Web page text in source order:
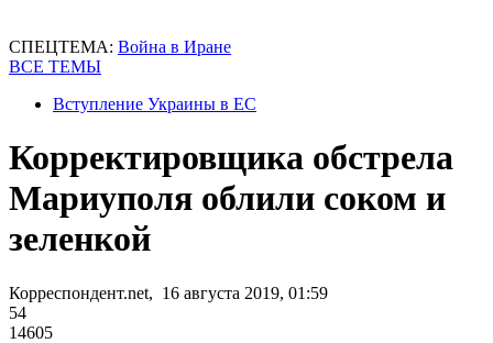
СПЕЦТЕМА: Война в Иране
ВСЕ ТЕМЫ
Вступление Украины в ЕС
Корректировщика обстрела
Мариуполя облили соком и
зеленкой
Корреспондент.net, 16 августа 2019, 01:59
54
14605